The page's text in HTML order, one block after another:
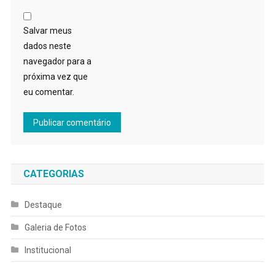
Salvar meus
dados neste
navegador para a
próxima vez que
eu comentar.
CATEGORIAS
Destaque
Galeria de Fotos
Institucional